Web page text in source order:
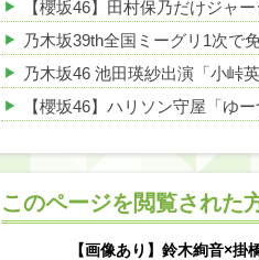
Powered by livedoor 相互
このページを閲覧された
【画像あり】鈴木絢音×